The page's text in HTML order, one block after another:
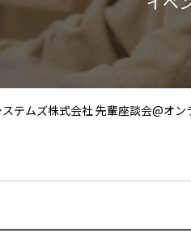
ステムズ株式会社 先輩座談会@オ